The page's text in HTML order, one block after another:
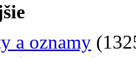
a oznamy